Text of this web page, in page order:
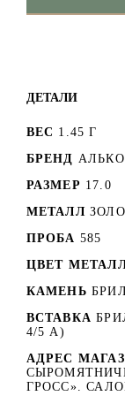
ДЕТАЛИ
ВЕС 1.45 Г
БРЕНД
РАЗМЕР 17.0
МЕТАЛЛ
ПРОБА 585
ЦВЕТ
КАМЕНЬ
ВСТАВКА
4/5 А)
АДРЕС
ГРОСС».